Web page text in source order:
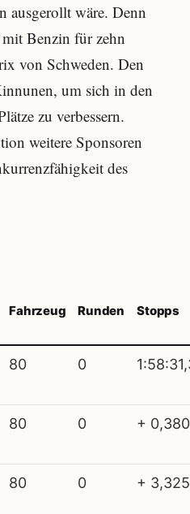
ausgerollt wäre. Denn
Benzin für zehn
von Schweden. Den
um sich in den
zu verbessern.
weitere Sponsoren
des
Fahrzeug Runden Stopps
80 0
80 0 + 0,380
80 0 + 3,325